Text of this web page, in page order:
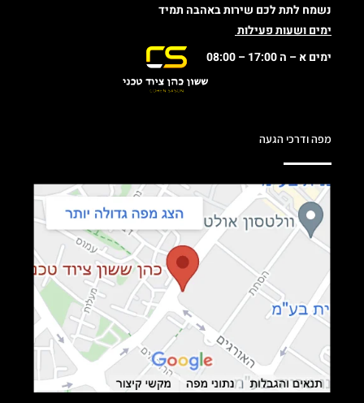
נשמח לתת לכם שירות באהבה תמיד
ימים ושעות פעילות
ימים א – ה 17:00 – 08:00
מפה ודרכי הגעה